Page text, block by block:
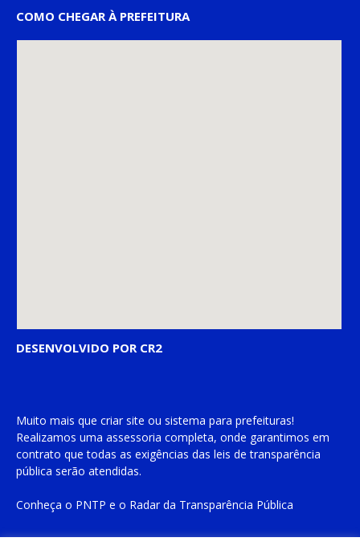
COMO CHEGAR À PREFEITURA
DESENVOLVIDO POR CR2
Muito mais que criar site ou sistema para prefeituras!
Realizamos uma assessoria completa, onde garantimos em
contrato que todas as exigências das leis de transparência
pública serão atendidas.
Conheça o PNTP e o Radar da Transparência Pública